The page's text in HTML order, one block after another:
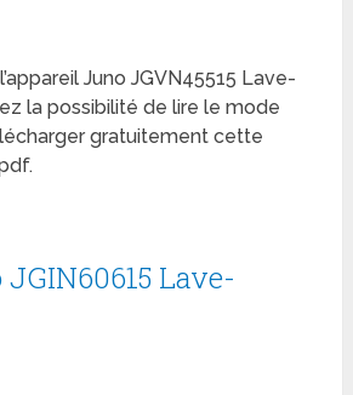
Juno JGVN45515 Lave-
la possibilité de lire le mode
gratuitement cette
Lave-